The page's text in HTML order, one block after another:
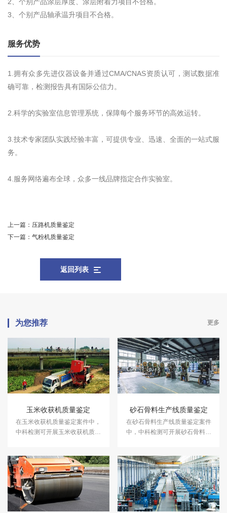
3、个别产品轴承温升项目不合格。
服务优势
1.拥有众多先进仪器设备并通过CMA/CNAS资质认可，测试数据准
确可靠，检测报告具有国际公信力。
2.科学的实验室信息管理系统，保障每个服务环节的高效运转。
3.技术专家团队实践经验丰富，可提供专业、迅速、全面的一站式服
务。
4.服务网络遍布全球，众多一线品牌指定合作实验室。
上一篇： 压路机质量鉴定
下一篇： 气粉机质量鉴定
返回列表
为您推荐 更多
玉米收获机质量鉴定
在玉米收获机质量鉴定案件中，
中科检测可开展玉米收获机质量
砂石骨料生产线质量鉴定
在砂石骨料生产线质量鉴定案件
中，中科检测可开展砂石骨料生